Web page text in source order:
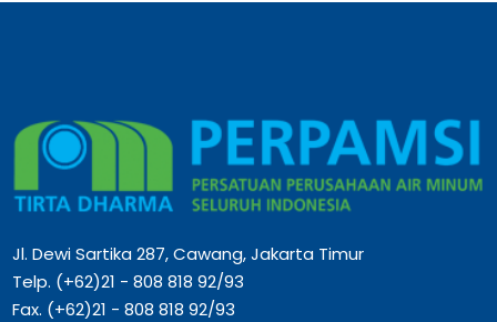
Jl. Dewi Sartika 287, Cawang, Jakarta Timur
Telp. (+62)21 - 808 818 92/93
Fax. (+62)21 - 808 818 92/93